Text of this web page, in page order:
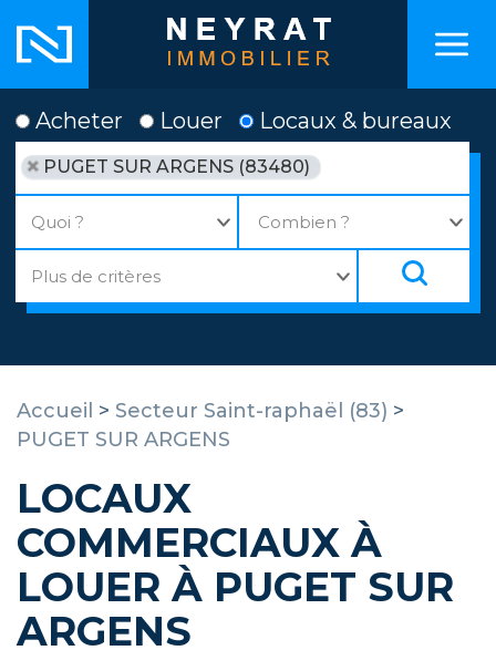
Acheter Louer Locaux & bureaux
PUGET SUR ARGENS (83480)
Accueil > Secteur Saint-raphaël (83) >
PUGET SUR ARGENS
LOCAUX
COMMERCIAUX À
LOUER À PUGET SUR
ARGENS